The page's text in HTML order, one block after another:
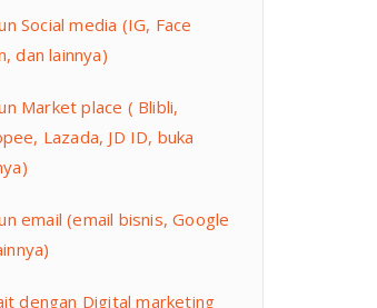
Social media (IG, Face
dan lainnya)
Market place ( Blibli,
Lazada, JD ID, buka
email (email bisnis, Google
dengan Digital marketing